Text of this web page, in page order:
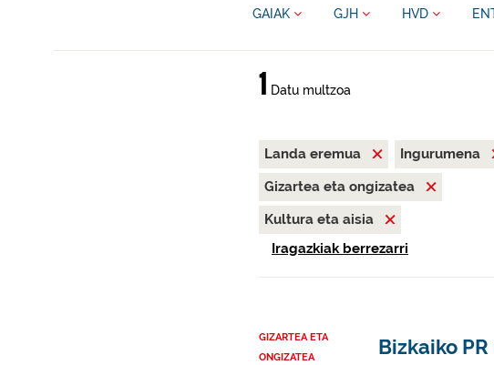
GAIAK GJH HVD
1 Datu multzoa
Landa eremua
Ingurumena
Gizartea eta ongizatea
Kultura eta aisia
Iragazkiak berrezarri
GIZARTEA ETA
ONGIZATEA
Bizkaiko